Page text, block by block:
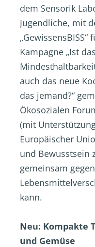
dem Sensorik
Jugendliche, mit
Kampagne „Ist
auch das neue
das jemand?“
Ökosozialen
(mit
Europäischer
und Bewusstsein
gemeinsam gegen
kann.
Neu: Kompakte
und Gemüse